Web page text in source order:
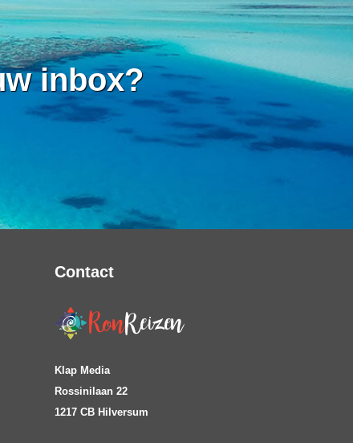
inbox?
Contact
Klap Media
Rossinilaan 22
1217 CB Hilversum